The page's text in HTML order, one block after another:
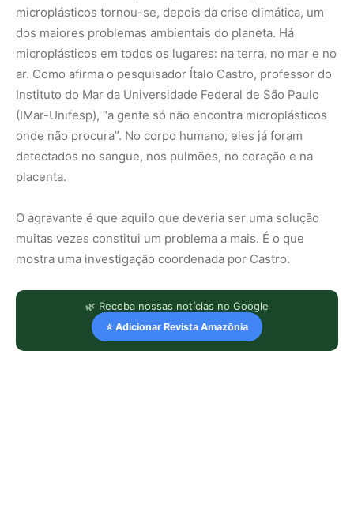
microplásticos tornou-se, depois da crise climática, um
dos maiores problemas ambientais do planeta. Há
microplásticos em todos os lugares: na terra, no mar e no
ar. Como afirma o pesquisador Ítalo Castro, professor do
Instituto do Mar da Universidade Federal de São Paulo
(IMar-Unifesp), “a gente só não encontra microplásticos
onde não procura”. No corpo humano, eles já foram
detectados no sangue, nos pulmões, no coração e na
placenta.
O agravante é que aquilo que deveria ser uma solução
muitas vezes constitui um problema a mais. É o que
mostra uma investigação coordenada por Castro.
🌿 Receba nossas notícias no Google
⭐ Adicionar Revista Amazônia